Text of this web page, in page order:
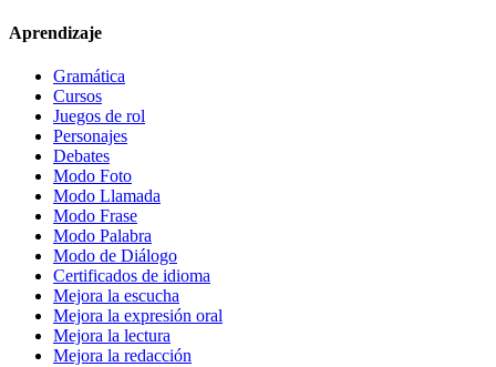
Aprendizaje
Gramática
Cursos
Juegos de rol
Personajes
Debates
Modo Foto
Modo Llamada
Modo Frase
Modo Palabra
Modo de Diálogo
Certificados de idioma
Mejora la escucha
Mejora la expresión oral
Mejora la lectura
Mejora la redacción